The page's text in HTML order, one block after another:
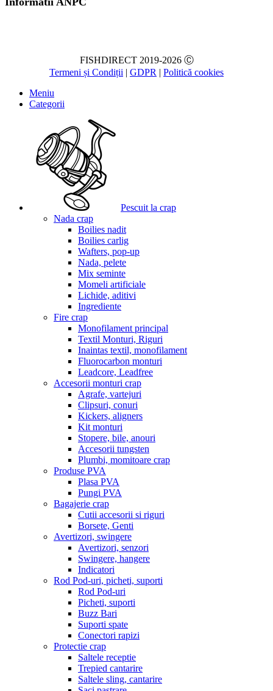
FISHDIRECT 2019-2026 Ⓒ
Termeni și Condiții | GDPR | Politică cookies
Meniu
Categorii
Pescuit la crap
Nada crap
Boilies nadit
Boilies carlig
Wafters, pop-up
Nada, pelete
Mix seminte
Momeli artificiale
Lichide, aditivi
Ingrediente
Fire crap
Monofilament principal
Textil Monturi, Riguri
Inaintas textil, monofilament
Fluorocarbon monturi
Leadcore, Leadfree
Accesorii monturi crap
Agrafe, vartejuri
Clipsuri, conuri
Kickers, aligners
Kit monturi
Stopere, bile, anouri
Accesorii tungsten
Plumbi, momitoare crap
Produse PVA
Plasa PVA
Pungi PVA
Bagajerie crap
Cutii accesorii si riguri
Borsete, Genti
Avertizori, swingere
Avertizori, senzori
Swingere, hangere
Indicatori
Rod Pod-uri, picheti, suporti
Rod Pod-uri
Picheti, suporti
Buzz Bari
Suporti spate
Conectori rapizi
Protectie crap
Saltele receptie
Trepied cantarire
Saltele sling, cantarire